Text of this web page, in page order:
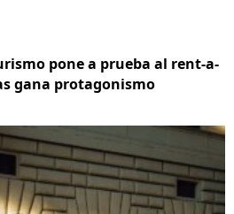
pone a prueba al rent-a-
gana protagonismo